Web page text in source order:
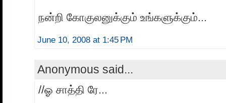
நன்றி கோகுலனுக்கும் உங்களுக்கும்...
June 10, 2008 at 1:45 PM
Anonymous said...
//ஓ சாத்தி ரே...